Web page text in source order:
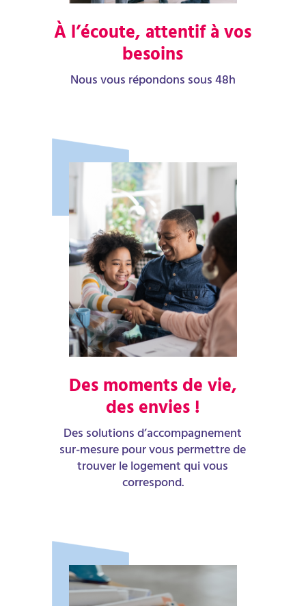
À l’écoute, attentif à vos
besoins
Nous vous répondons sous 48h
Des moments de vie,
des envies !
Des solutions d’accompagnement
sur-mesure pour vous permettre de
trouver le logement qui vous
correspond.